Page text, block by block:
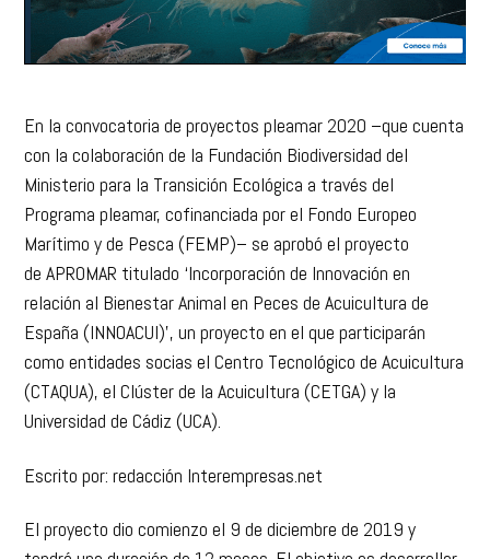
En la convocatoria de proyectos pleamar 2020 –que cuenta
con la colaboración de la Fundación Biodiversidad del
Ministerio para la Transición Ecológica a través del
Programa pleamar, cofinanciada por el Fondo Europeo
Marítimo y de Pesca (FEMP)– se aprobó el proyecto
de APROMAR titulado ‘Incorporación de Innovación en
relación al Bienestar Animal en Peces de Acuicultura de
España (INNOACUI)’, un proyecto en el que participarán
como entidades socias el Centro Tecnológico de Acuicultura
(CTAQUA), el Clúster de la Acuicultura (CETGA) y la
Universidad de Cádiz (UCA).
Escrito por: redacción Interempresas.net